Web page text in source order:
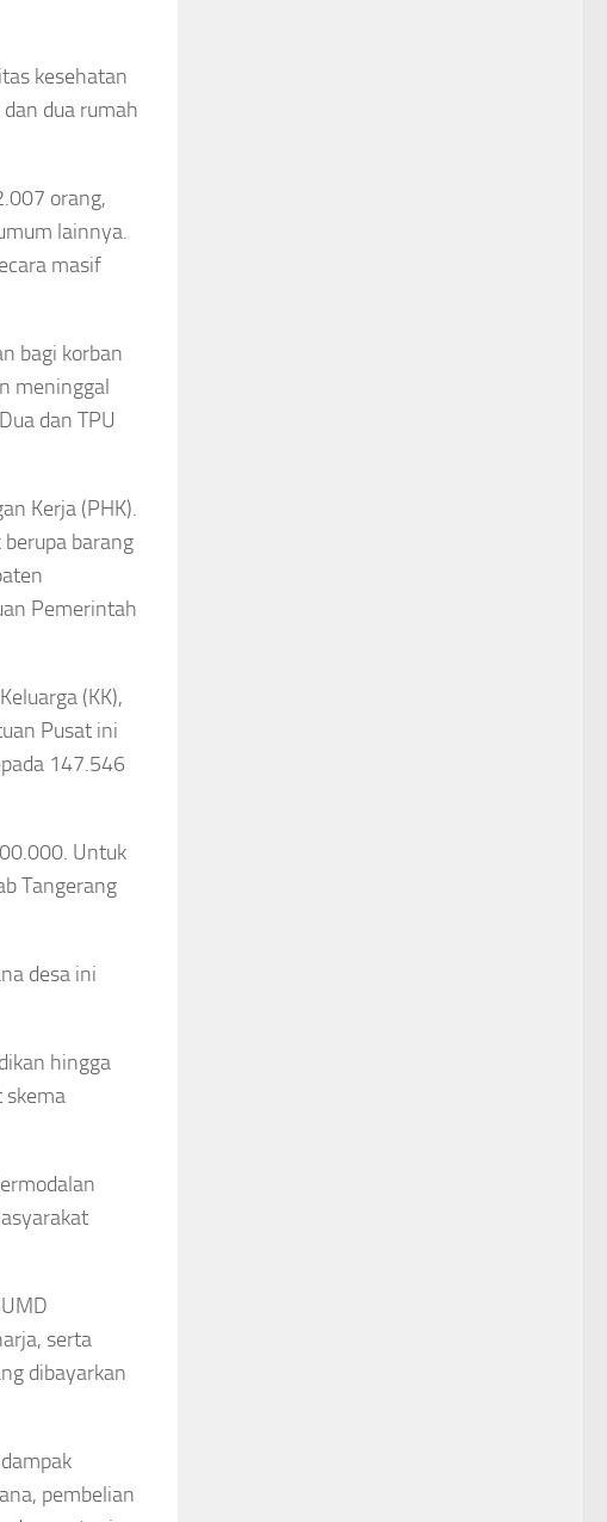
kesehatan
dua rumah
orang,
lainnya.
masif
bagi korban
meninggal
dan TPU
Kerja (PHK).
barang
Pemerintah
(KK),
Pusat ini
147.546
Untuk
Tangerang
desa ini
hingga
skema
serta
dibayarkan
pembelian